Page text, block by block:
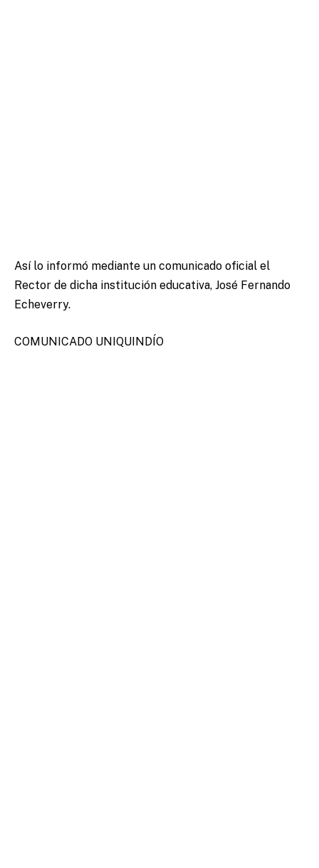
Así lo informó mediante un comunicado oficial el
Rector de dicha institución educativa, José Fernando
Echeverry.
COMUNICADO UNIQUINDÍO